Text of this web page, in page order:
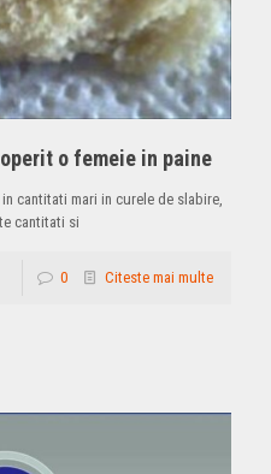
o femeie in paine
cantitati mari in curele de slabire,
cantitati si
0 Citeste mai multe